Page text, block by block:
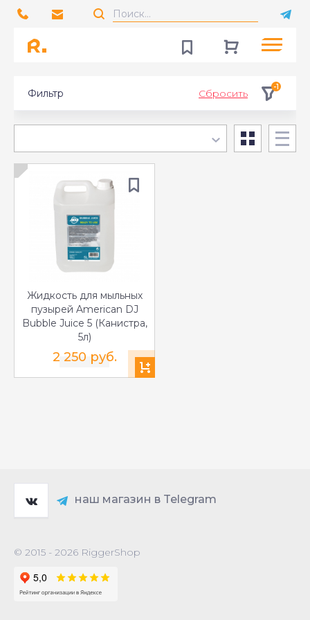
Фильтр Сбросить
-1
Жидкость для мыльных
пузырей American DJ
Bubble Juice 5 (Канистра,
5л)
2 250 руб.
наш магазин в Telegram
© 2015 - 2026 RiggerShop